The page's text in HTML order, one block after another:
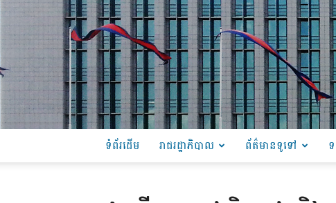
ទំព័រដើម រាជរដ្ឋាភិបាល ព័ត៌មានទូទៅ